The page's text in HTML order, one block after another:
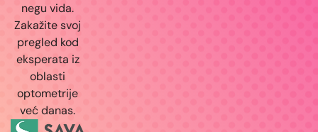
negu vida.
Zakažite svoj
pregled kod
eksperata iz
oblasti
optometrije
već danas.